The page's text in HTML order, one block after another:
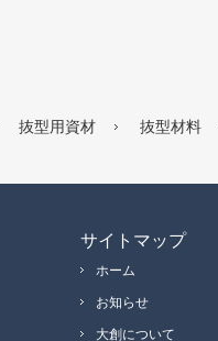
抜型用資材 抜型材料
サイトマップ
ホーム
お知らせ
大創について